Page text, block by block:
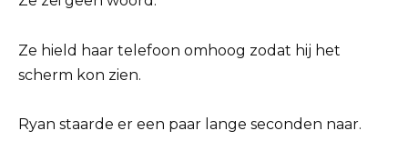
Ze hield haar telefoon omhoog zodat hij het
scherm kon zien.
Ryan staarde er een paar lange seconden naar.